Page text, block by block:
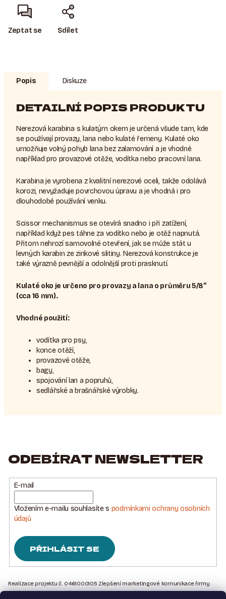
Zeptat se Sdílet
Popis Diskuze
DETAILNÍ POPIS PRODUKTU
Nerezová karabina s kulatým okem je určená všude tam, kde
se používají provazy, lana nebo kulaté řemeny. Kulaté oko
umožňuje volný pohyb lana bez zalamování a je vhodné
například pro provazové otěže, vodítka nebo pracovní lana.
Karabina je vyrobena z kvalitní nerezové oceli, takže odolává
korozi, nevyžaduje povrchovou úpravu a je vhodná i pro
dlouhodobé používání venku.
Scissor mechanismus se otevírá snadno i při zatížení,
například když pes táhne za vodítko nebo je otěž napnutá.
Přitom nehrozí samovolné otevření, jak se může stát u
levných karabin ze zinkové slitiny. Nerezová konstrukce je
také výrazně pevnější a odolnější proti prasknutí.
Kulaté oko je určeno pro provazy a lana o průměru 5/8”
(cca 16 mm).
Vhodné použití:
vodítka pro psy,
konce otěží,
provazové otěže,
bagy,
spojování lan a popruhů,
sedlářské a brašnářské výrobky.
ODEBÍRAT NEWSLETTER
E-mail
Vložením e-mailu souhlasíte s podmínkami ochrany osobních
údajů
PŘIHLÁSIT SE
ÁRealizace projektu č. 0461000105 Zlepšení marketingové komunikace firmy